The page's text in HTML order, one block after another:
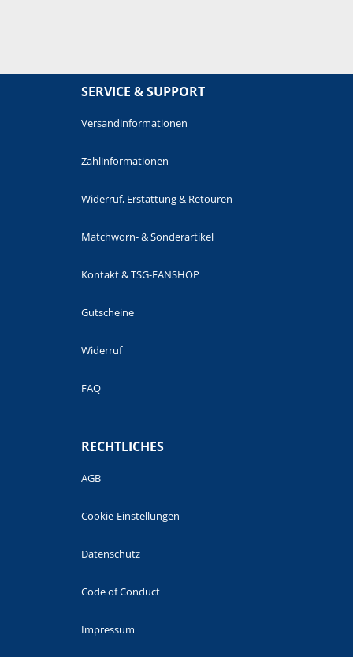
SERVICE & SUPPORT
Versandinformationen
Zahlinformationen
Widerruf, Erstattung & Retouren
Matchworn- & Sonderartikel
Kontakt & TSG-FANSHOP
Gutscheine
Widerruf
FAQ
RECHTLICHES
AGB
Cookie-Einstellungen
Datenschutz
Code of Conduct
Impressum